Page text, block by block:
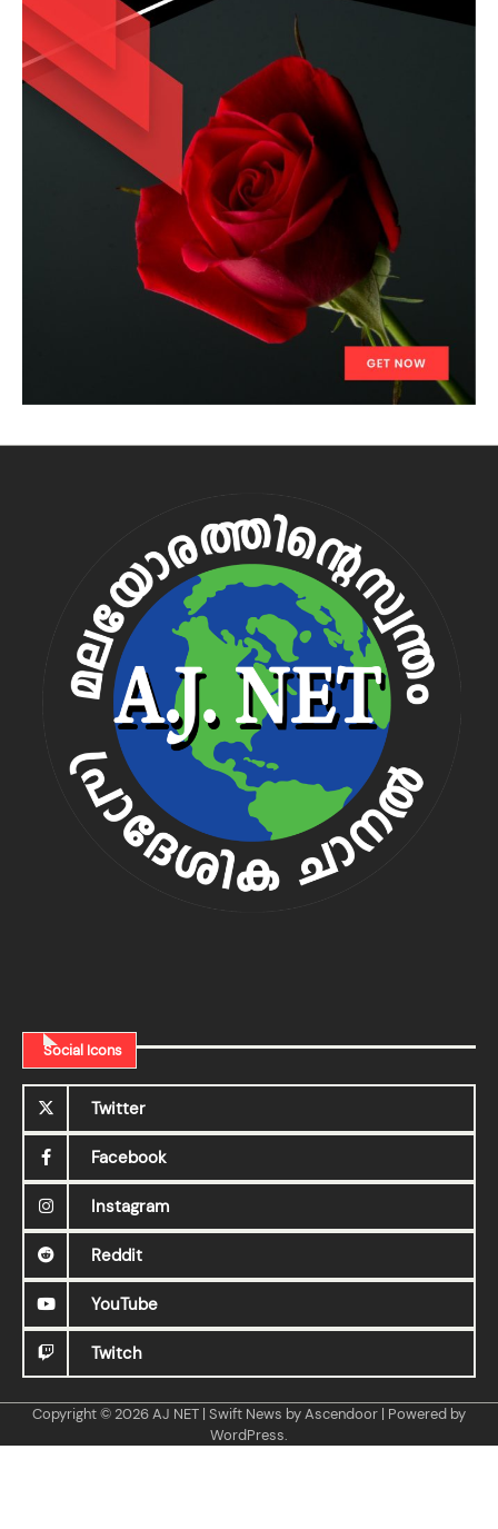
Social Icons
Twitter
Facebook
Instagram
Reddit
YouTube
Twitch
Copyright © 2026AJ NET | Swift News byAscendoor | Powered by
WordPress.